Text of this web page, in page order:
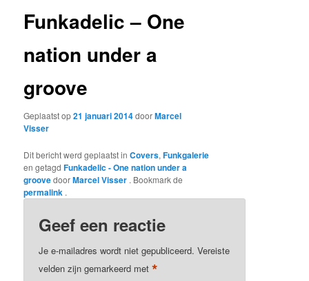
Funkadelic – One
nation under a
groove
Geplaatst op21 januari 2014doorMarcel
Visser
Dit bericht werd geplaatst inCovers,Funkgalerie
en getagdFunkadelic - One nation under a
groovedoorMarcel Visser . Bookmark de
permalink .
Geef een reactie
Je e-mailadres wordt niet gepubliceerd. Vereiste
velden zijn gemarkeerd met*